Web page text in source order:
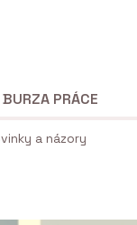
a názory
BURZA PRÁCE